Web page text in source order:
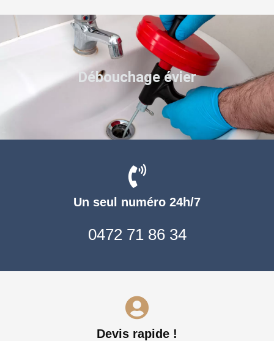
Un seul numéro 24h/7
0472 71 86 34
Devis rapide !
Débouchage évier